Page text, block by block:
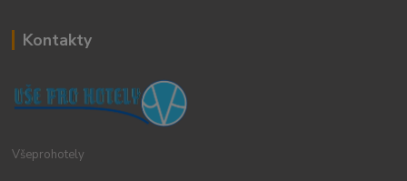
Kontakty
Všeprohotely